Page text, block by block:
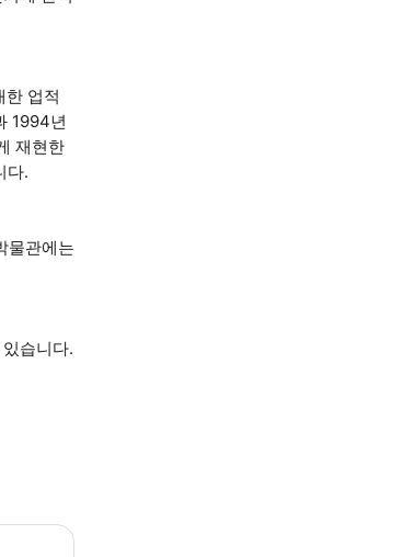
한 업적
1994년
재현한
다.
물관에는
습니다.